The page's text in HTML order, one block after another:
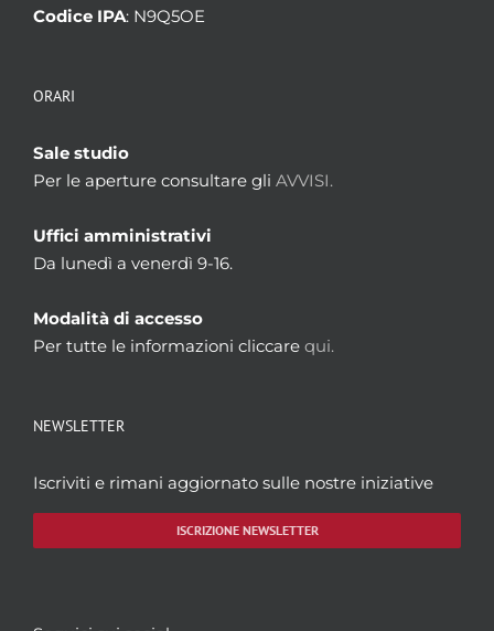
Codice IPA: N9Q5OE
ORARI
Sale studio
Per le aperture consultare gli AVVISI.
Uffici amministrativi
Da lunedì a venerdì 9-16.
Modalità di accesso
Per tutte le informazioni cliccare qui.
NEWSLETTER
Iscriviti e rimani aggiornato sulle nostre iniziative
ISCRIZIONE NEWSLETTER